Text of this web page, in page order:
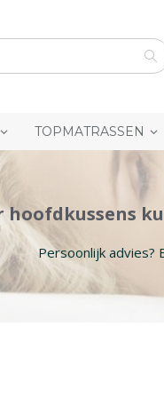
TOPMATRASSEN
hoofdkussens
Persoonlijk advies?